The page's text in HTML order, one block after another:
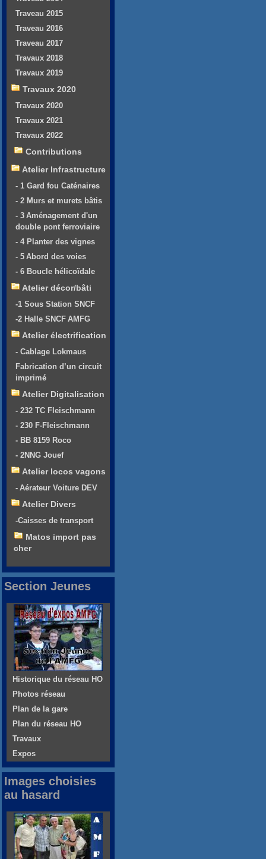
Traveau 2015
Traveau 2016
Traveau 2017
Travaux 2018
Travaux 2019
Travaux 2020
Travaux 2020
Travaux 2021
Travaux 2022
Contributions
Atelier Infrastructure
- 1 Gard fou Caténaires
- 2 Murs et murets bâtis
- 3 Aménagement d'un
double pont ferroviaire
- 4 Planter des vignes
- 5 Abord des voies
- 6 Boucle hélicoïdale
Atelier décor/bâti
-1 Sous Station SNCF
-2 Halle SNCF AMFG
Atelier électrification
- Cablage Lokmaus
Fabrication d’un circuit
imprimé
Atelier Digitalisation
- 232 TC Fleischmann
- 230 F-Fleischmann
- BB 8159 Roco
- 2NNG Jouef
Atelier locos vagons
- Aérateur Voiture DEV
Atelier Divers
-Caisses de transport
Matos import pas
cher
Section Jeunes
Historique du réseau HO
Photos réseau
Plan de la gare
Plan du réseau HO
Travaux
Expos
Images choisies
au hasard